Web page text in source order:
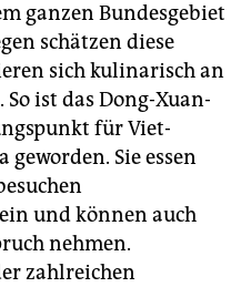
ganzen Bundesgebiet
schätzen diese
sich kulinarisch an
ist das Dong-Xuan-
für Viet­
geworden. Sie essen
und können auch
nehmen.
zahlreichen